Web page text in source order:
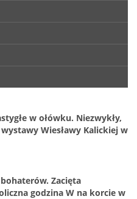
w ołówku. Niezwykły,
Wiesławy Kalickiej w
Zacięta
godzina W na korcie w